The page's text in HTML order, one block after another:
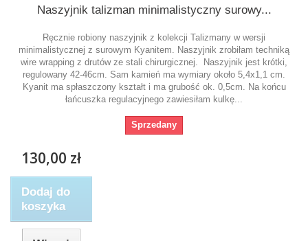
Naszyjnik talizman minimalistyczny surowy...
Ręcznie robiony naszyjnik z kolekcji Talizmany w wersji
minimalistycznej z surowym Kyanitem. Naszyjnik zrobiłam techniką
wire wrapping z drutów ze stali chirurgicznej. Naszyjnik jest krótki,
regulowany 42-46cm. Sam kamień ma wymiary około 5,4x1,1 cm.
Kyanit ma spłaszczony kształt i ma grubość ok. 0,5cm. Na końcu
łańcuszka regulacyjnego zawiesiłam kulkę...
Sprzedany
130,00 zł
Dodaj do
koszyka